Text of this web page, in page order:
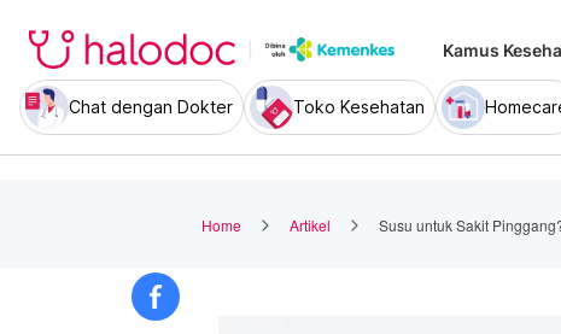
Kamus
Chat dengan Dokter Toko Kesehatan
Home Artikel Susu untuk Sakit